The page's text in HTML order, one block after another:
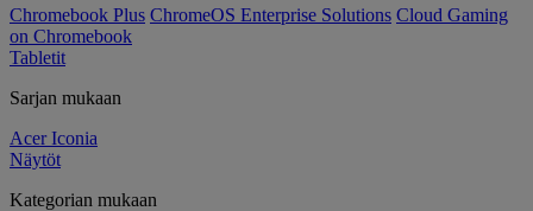
Chromebook Plus ChromeOS Enterprise Solutions Cloud Gaming
on Chromebook
Tabletit
Sarjan mukaan
Acer Iconia
Näytöt
Kategorian mukaan